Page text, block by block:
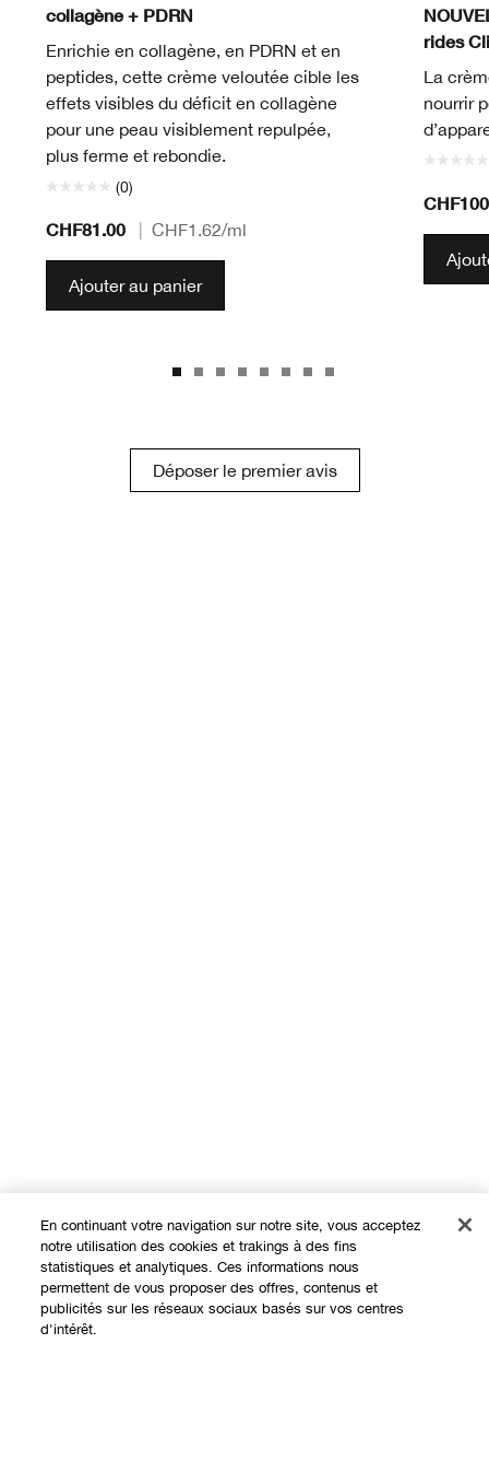
collagène + PDRN
Enrichie en collagène, en PDRN et en
peptides, cette crème veloutée cible les
effets visibles du déficit en collagène
pour une peau visiblement repulpée,
plus ferme et rebondie.
(0)
CHF81.00 CHF1.62/ml
Ajouter au panier
rides
La
nourrir
Déposer le premier avis
Expérience en ligne
Offres
En continuant votre navigation sur notre site, vous acceptez
notre utilisation des cookies et trakings à des fins
statistiques et analytiques. Ces informations nous
permettent de vous proposer des offres, contenus et
publicités sur les réseaux sociaux basés sur vos centres
d'intérêt.